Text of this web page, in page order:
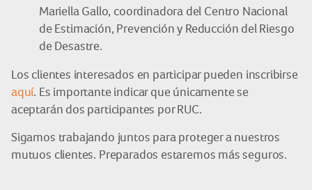
Mariella Gallo, coordinadora del Centro Nacional
de Estimación, Prevención y Reducción del Riesgo
de Desastre.
Los clientes interesados en participar pueden inscribirse
aquí. Es importante indicar que únicamente se
aceptarán dos participantes por RUC.
Sigamos trabajando juntos para proteger a nuestros
mutuos clientes. Preparados estaremos más seguros.